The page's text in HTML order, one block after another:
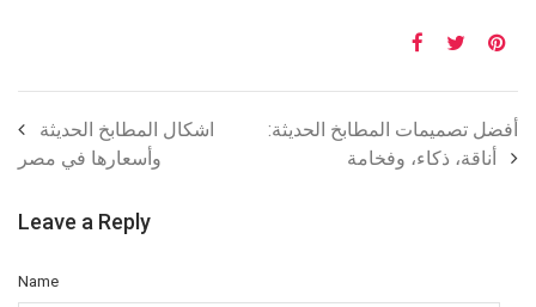
اشكال المطابخ الحديثة
وأسعارها في مصر
أفضل تصميمات المطابخ الحديثة:
أناقة، ذكاء، وفخامة
Leave a Reply
Name